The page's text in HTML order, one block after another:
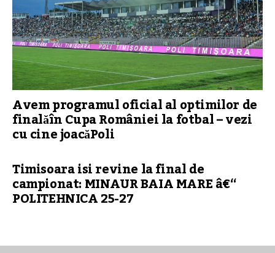
Avem programul oficial al optimilor de
finalăîn Cupa României la fotbal – vezi
cu cine joacăPoli
Timisoara isi revine la final de
campionat: MINAUR BAIA MARE â€“
POLITEHNICA 25-27